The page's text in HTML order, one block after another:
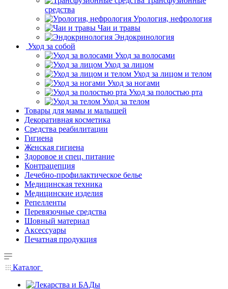
средства
Урология, нефрология
Чаи и травы
Эндокринология
Уход за собой
Уход за волосами
Уход за лицом
Уход за лицом и телом
Уход за ногами
Уход за полостью рта
Уход за телом
Товары для мамы и малышей
Декоративная косметика
Средства реабилитации
Гигиена
Женская гигиена
Здоровое и спец. питание
Контрацепция
Лечебно-профилактическое белье
Медицинская техника
Медицинские изделия
Репелленты
Перевязочные средства
Шовный материал
Аксессуары
Печатная продукция
Каталог